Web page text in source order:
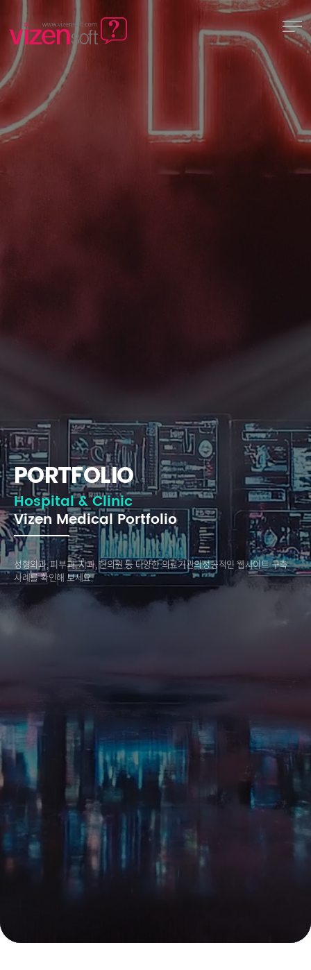
PORTFOLIO
Hospital & Clinic
Vizen Medical Portfolio
성형외과, 피부과, 치과, 한의원 등 다양한 의료기관의성공적인 웹사이트 구축
사례를 확인해 보세요.